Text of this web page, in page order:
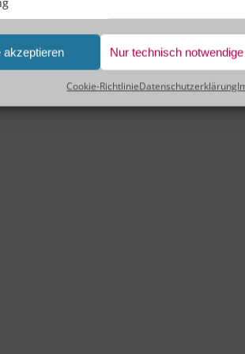
akzeptieren Nur technisch notwendige
Cookie-RichtlinieDatenschutzerklärung